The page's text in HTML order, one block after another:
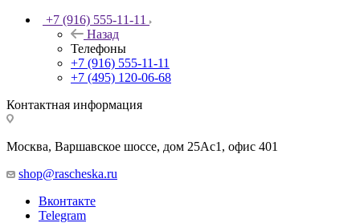
+7 (916) 555-11-11
Назад
Телефоны
+7 (916) 555-11-11
+7 (495) 120-06-68
Контактная информация
Москва, Варшавское шоссе, дом 25Аc1, офис 401
shop@rascheska.ru
Вконтакте
Telegram